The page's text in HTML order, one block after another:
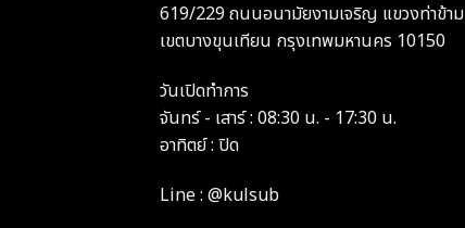
619/229 ถนนอนามัยงามเจริญ แขวงท่าข้าม
เขตบางขุนเทียน กรุงเทพมหานคร 10150
วันเปิดทำการ
จันทร์ - เสาร์ : 08:30 น. - 17:30 น.
อาทิตย์ : ปิด
Line : @kulsub